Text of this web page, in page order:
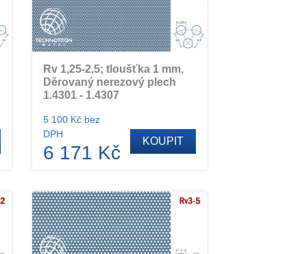
Rv 1,25-2,5; tloušťka 1 mm,
Děrovaný nerezový plech
1.4301 - 1.4307
5 100 Kč bez
DPH
6 171 Kč
KOUPIT